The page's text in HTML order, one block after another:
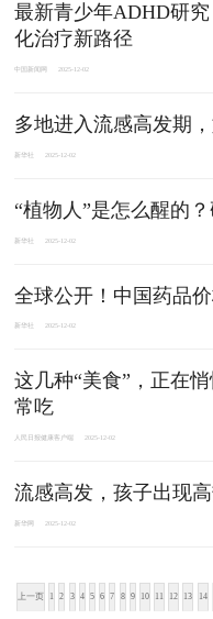
最新青少年ADHD研
化治疗新路径
中国新闻网 2025-12-02
多地进入流感高发期
新华社 2025-12-02
“植物人”是怎么醒的
新华社 2025-12-02
全球公开！中国药品
新华社 2025-12-02
这几种“美食”，正在
常吃
人民日报健康客户端 2025-12-02
流感高发，孩子出现
新华网 2025-12-02
上一页 1 2 3 4 5 6 7 8 9 10 11 12 13 14